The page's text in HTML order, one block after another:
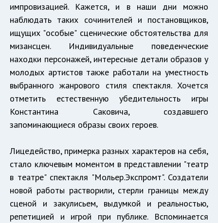
импровизацией. Кажется, и в наши дни можно
наблюдать таких сочинителей и постановщиков,
ищущих "особые" сценические обстоятельства для
мизансцен. Индивидуальные поведенческие
находки персонажей, интересные детали образов у
молодых артистов также работали на уместность
выбранного жанрового стиля спектакля. Хочется
отметить естественную убедительность игры
Константина Саковича, создавшего
запоминающиеся образы своих героев.
Лицедейство, примерка разных характеров на себя,
стало ключевым моментом в представлении "театр
в театре" спектакля "Мольер.Экспромт". Создатели
новой работы растворили, стерли границы между
сценой и закулисьем, выдумкой и реальностью,
репетицией и игрой при публике. Вспоминается